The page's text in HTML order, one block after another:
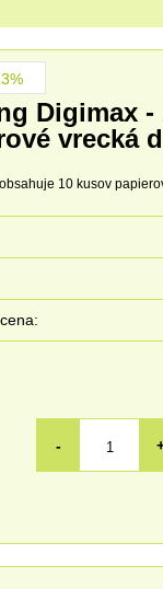
Digimax
vrecká
10 kusov
-